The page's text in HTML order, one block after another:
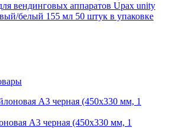
вендинговых аппаратов Upax unity
белый 155 мл 50 штук в упаковке
А3 черная (450x330 мм, 1